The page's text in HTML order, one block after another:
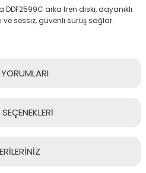
DDF2599C arka fren diski, dayanıklı
ve sessiz, güvenli sürüş sağlar.
YORUMLARI
SEÇENEKLERİ